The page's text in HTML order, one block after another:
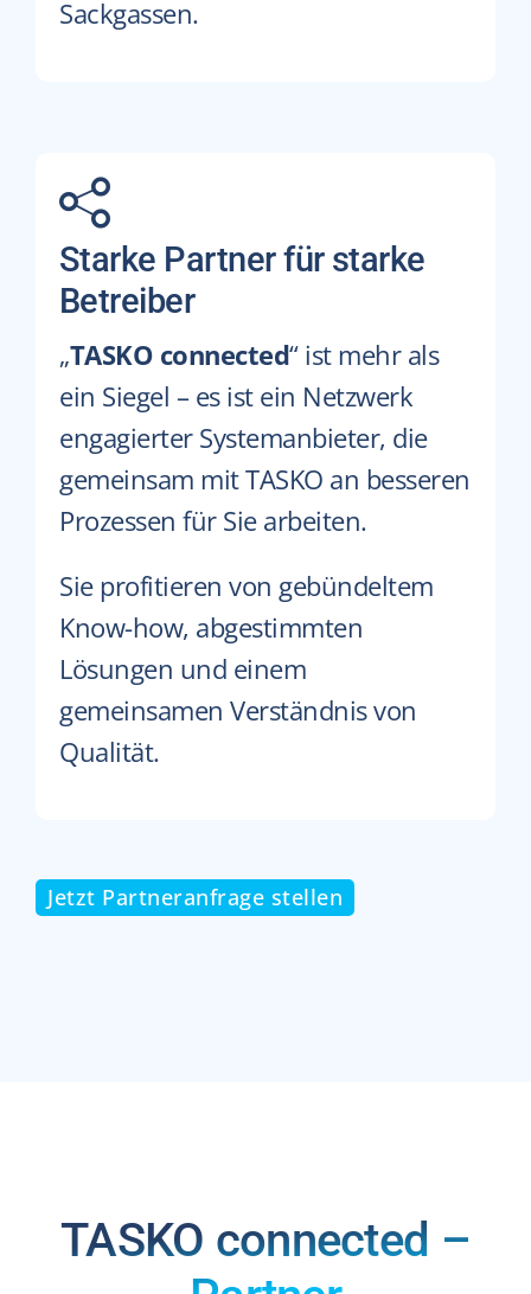
Sackgassen.
Starke Partner für starke
Betreiber
„TASKO connected“ ist mehr als
ein Siegel – es ist ein Netzwerk
engagierter Systemanbieter, die
gemeinsam mit TASKO an besseren
Prozessen für Sie arbeiten.
Sie profitieren von gebündeltem
Know-how, abgestimmten
Lösungen und einem
gemeinsamen Verständnis von
Qualität.
Jetzt Partneranfrage stellen
TASKO connected –